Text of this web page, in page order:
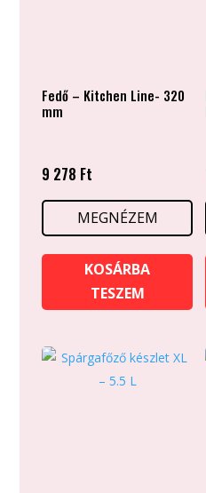
Fedő – Kitchen Line- 320
mm
9 278 Ft
MEGNÉZEM
KOSÁRBA
TESZEM